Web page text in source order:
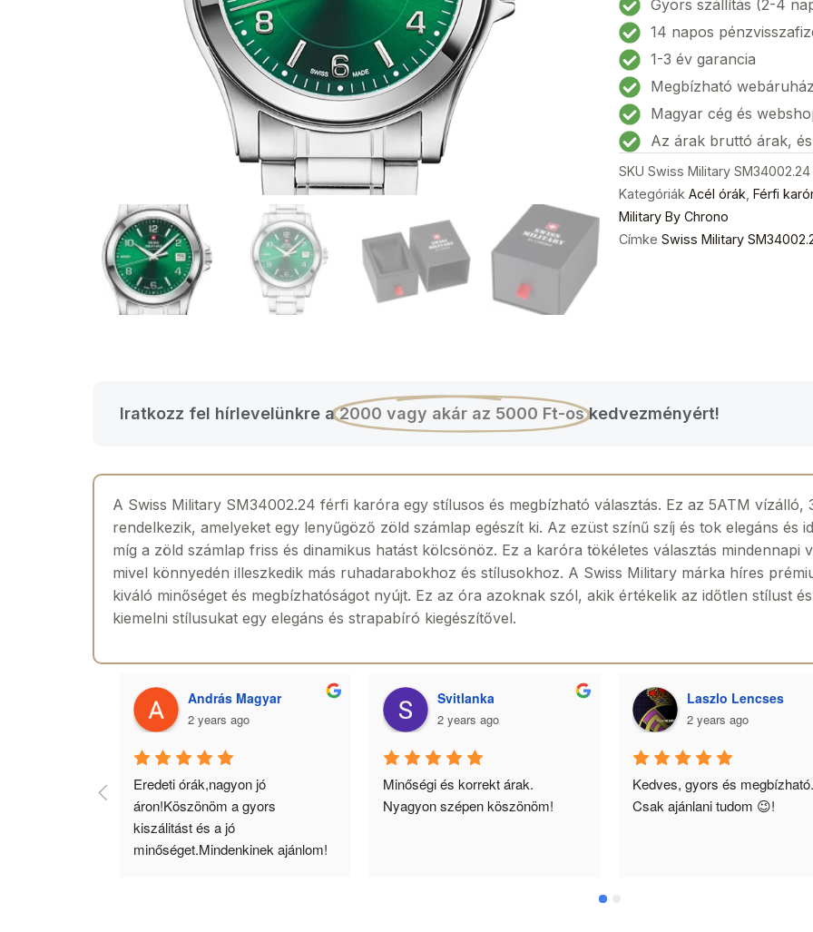
karóra
39mm
5ATM
mennyiség
Gyors szállítás (2-4
14 napos
1-3 év garancia
Megbízható webáruház
Magyar cég és
Az árak bruttó árak,
SKU Swiss Military SM34002.24
Kategóriák Acél órák Férfi
Military By Chrono
Címke Swiss Military
Iratkozz fel hírlevelünkre a2000 vagy akár az 5000 Ft-os kedvezményért!
A Swiss Military SM34002.24 férfi karóra egy stílusos és megbízható választás. Ez az 5ATM vízálló,
rendelkezik, amelyeket egy lenyűgöző zöld számlap egészít ki. Az ezüst színű szíj és tok elegáns és
míg a zöld számlap friss és dinamikus hatást kölcsönöz. Ez a karóra tökéletes választás mindennapi
mivel könnyedén illeszkedik más ruhadarabokhoz és stílusokhoz. A Swiss Military márka híres
kiváló minőséget és megbízhatóságot nyújt. Ez az óra azoknak szól, akik értékelik az időtlen stílust
kiemelni stílusukat egy elegáns és strapabíró kiegészítővel.
András Magyar
2 years ago
Eredeti órák,nagyon jó
áron!Köszönöm a gyors
kiszálitást és a jó
minőséget.Mindenkinek ajánlom!
Svitlanka
2 years ago
Minőségi és korrekt árak.
Nyagyon szépen köszönöm!
Laszlo Lencses
2 years ago
Kedves, gyors és megbízható.
Csak ajánlani tudom 😉!